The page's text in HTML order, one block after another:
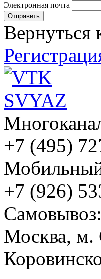
Электронная почта
Вернуться
+7 (495)
+7 (926)
Cамовывоз:
Москва, м.